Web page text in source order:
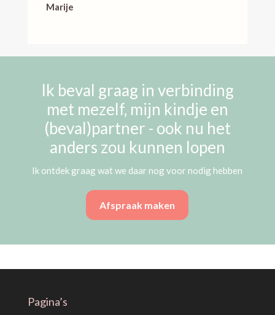
Marije
Ik beval graag in verbinding
met mezelf, mijn kindje en
(beval)partner - ook nu het
anders zou kunnen lopen
Ik ontdek graag wat we daar nog voor nodig hebben
Afspraak maken
Pagina’s